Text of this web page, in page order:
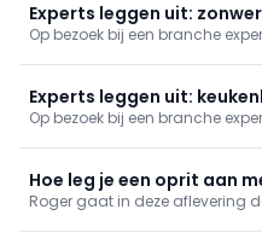
Experts leggen uit:
dakdichting
Op bezoek bij een branche
Experts leggen uit:
brandwerende deuren en
Op bezoek bij een branche
een zonweringexpert en tonen
Hoe leg je een oprit aan
Roger gaat in deze aflevering